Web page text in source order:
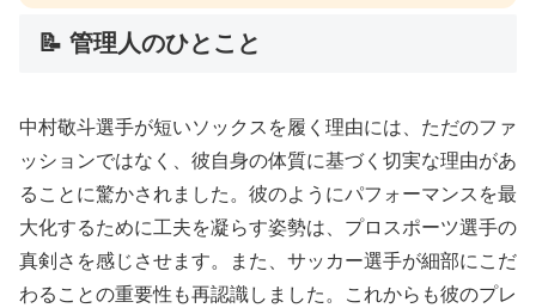
📝 管理人のひとこと
中村敬斗選手が短いソックスを履く理由には、ただのファ
ッションではなく、彼自身の体質に基づく切実な理由があ
ることに驚かされました。彼のようにパフォーマンスを最
大化するために工夫を凝らす姿勢は、プロスポーツ選手の
真剣さを感じさせます。また、サッカー選手が細部にこだ
わることの重要性も再認識しました。これからも彼のプレ